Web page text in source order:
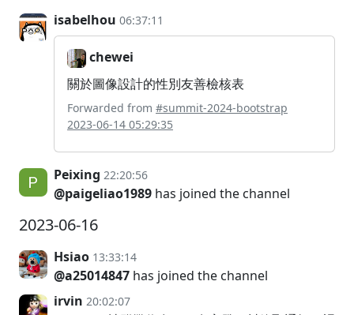
isabelhou 06:37:11
chewei
關於圖像設計的性別友善檢核表
Forwarded from #summit-2024-bootstrap
2023-06-14 05:29:35
Peixing 22:20:56
@paigeliao1989 has joined the channel
2023-06-16
Hsiao 13:33:14
@a25014847 has joined the channel
irvin 20:02:07